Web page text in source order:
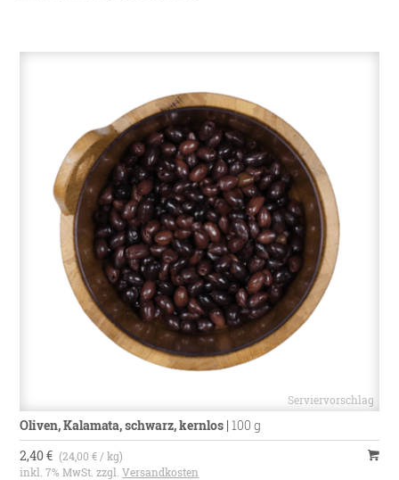
Oliven, Kalamata, schwarz, kernlos |100 g
2,40 € (24,00 € / kg)
inkl. 7% MwSt. zzgl.Versandkosten